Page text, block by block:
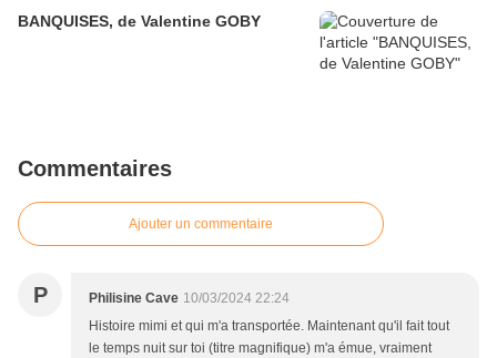
BANQUISES, de Valentine GOBY
Commentaires
Ajouter un commentaire
P Philisine Cave 10/03/2024 22:24
Histoire mimi et qui m'a transportée. Maintenant qu'il fait tout
le temps nuit sur toi (titre magnifique) m'a émue, vraiment